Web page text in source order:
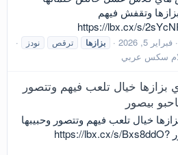
وتقفش فيهم
https://lbx.cx/s/
فبراير 5, 2026 بزازها ترقص نودز
سكس عربي
خيال تلعب فيهم وتتصور
بيصور
خيال تلعب فيهم وتتصور وحبيبها
بيزنقها وصاحبو بيصور https://lbx.cx/s/Bxs8ddO?